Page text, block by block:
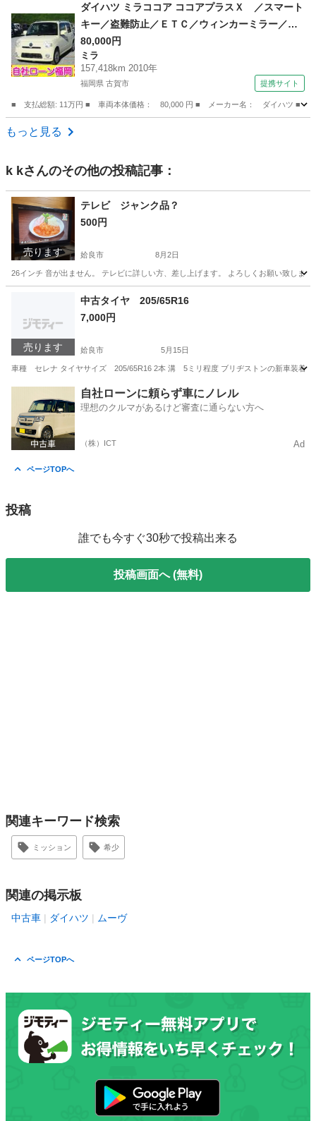
ダイハツ ミラココア ココアプラスＸ ／スマート
キー／盗難防止／ＥＴＣ／ウィンカーミラー／タ
イミングチェーン （検9.7）
80,000円
ミラ
157,418km 2010年
福岡県 古賀市 提携サイト
■ 支払総額: 11万円 ■ 車両本体価格： 80,000 円 ■ メーカー名： ダイハツ ■ 車
福岡 古賀市
もっと見る
k kさんのその他の投稿記事：
売ります
テレビ ジャンク品？
500円
姶良市 8月2日
26インチ 音が出ません。 テレビに詳しい方、差し上げます。 よろしくお願い致します
テレビ
売ります
中古タイヤ 205/65R16
7,000円
姶良市 5月15日
車種 セレナ タイヤサイズ 205/65R16 2本 溝 5ミリ程度 ブリヂストンの新車装着タ
タイヤ、ホイール タイヤ
自社ローンに頼らず車にノレル
理想のクルマがあるけど審査に通らない方へ
（株）ICT Ad
ページTOPへ
投稿
誰でも今すぐ30秒で投稿出来る
投稿画面へ (無料)
関連キーワード検索
ミッション 希少
関連の掲示板
中古車 ダイハツ ムーヴ
ページTOPへ